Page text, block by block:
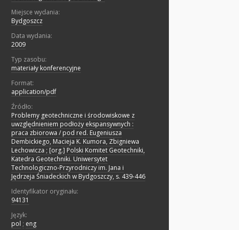
Miejsce wydania:
Bydgoszcz
Data wydania:
2009
Typ zasobu:
materiały konferencyjne
Format:
application/pdf
Źródło:
Problemy geotechniczne i środowiskowe z
uwzględnieniem podłoży ekspansywnych :
praca zbiorowa / pod red. Eugeniusza
Dembickiego, Macieja K. Kumora, Zbigniewa
Lechowicza ; [org.] Polski Komitet Geotechniki,
Katedra Geotechniki. Uniwersytet
Technologiczno-Przyrodniczy im. Jana i
Jędrzeja Śniadeckich w Bydgoszczy, s. 439-446
Identyfikator oryginału:
94131
Język:
pol ; eng